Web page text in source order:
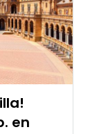
en